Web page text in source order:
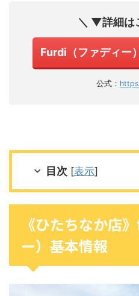
＼ ▼詳細は
Furdi（ファディー
公式：
目次 [表示]
《ひたちなか店
ー）基本情報